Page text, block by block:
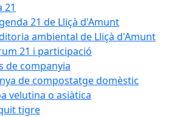
21
21 de Lliçà d'Amunt
ambiental de Lliçà d'Amunt
21 i participació
de companyia
de compostatge domèstic
velutina o asiàtica
tigre